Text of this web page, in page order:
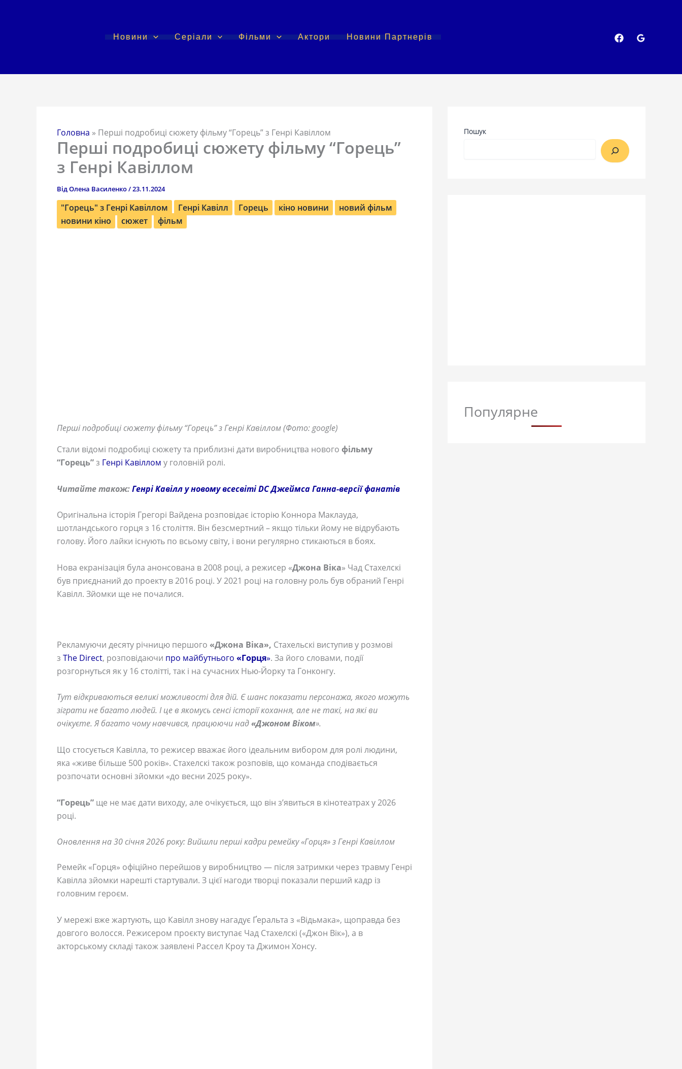
Новини Серіали Фільми Актори Новини Партнерів
Головна » Перші подробиці сюжету фільму “Горець” з Генрі Кавіллом
Перші подробиці сюжету фільму “Горець”
з Генрі Кавіллом
ВідОлена Василенко/23.11.2024
"Горець" з Генрі Кавіллом Генрі Кавілл Горець кіно новини
новий фільм
новини кіно
сюжет фільм
Перші подробиці сюжету фільму “Горець” з Генрі Кавіллом (Фото: google)
Стали відомі подробиці сюжету та приблизні дати виробництва нового фільму
“Горець”з Генрі Кавіллом у головній ролі.
Читайте також:Генрі Кавілл у новому всесвіті DC Джеймса Ганна-версії фанатів
Оригінальна історія Грегорі Вайдена розповідає історію Коннора Маклауда,
шотландського горця з 16 століття. Він безсмертний – якщо тільки йому не відрубають
голову. Його лайки існують по всьому світу, і вони регулярно стикаються в боях.
Нова екранізація була анонсована в 2008 році, а режисер «Джона Віка» Чад Стахелскі
був приєднаний до проекту в 2016 році. У 2021 році на головну роль був обраний Генрі
Кавілл. Зйомки ще не почалися.
Рекламуючи десяту річницю першого «Джона Віка», Стахельскі виступив у розмові
з The Direct, розповідаючи про майбутнього «Горця». За його словами, події
розгорнуться як у 16 столітті, так і на сучасних Нью-Йорку та Гонконгу.
Тут відкриваються великі можливості для дій. Є шанс показати персонажа, якого можуть
зіграти не багато людей. І це в якомусь сенсі історії кохання, але не такі, на які ви
очікуєте. Я багато чому навчився, працюючи над«Джоном Віком».
Що стосується Кавілла, то режисер вважає його ідеальним вибором для ролі людини,
яка «живе більше 500 років». Стахелскі також розповів, що команда сподівається
розпочати основні зйомки «до весни 2025 року».
“Горець” ще не має дати виходу, але очікується, що він з’явиться в кінотеатрах у 2026
році.
Оновлення на 30 січня 2026 року: Вийшли перші кадри ремейку «Горця» з Генрі Кавіллом
Ремейк «Горця» офіційно перейшов у виробництво — після затримки через травму Генрі
Кавілла зйомки нарешті стартували. З цієї нагоди творці показали перший кадр із
головним героєм.
У мережі вже жартують, що Кавілл знову нагадує Ґеральта з «Відьмака», щоправда без
довгого волосся. Режисером проєкту виступає Чад Стахелскі («Джон Вік»), а в
акторському складі також заявлені Рассел Кроу та Джимон Хонсу.
Пошук
Популярне